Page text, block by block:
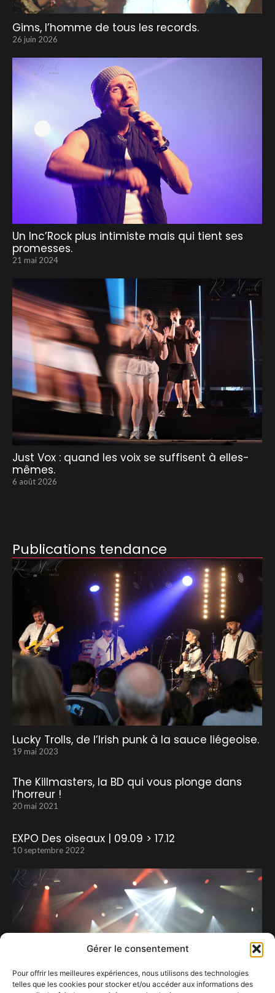
Gérer le consentement
Pour offrir les meilleures expériences, nous utilisons des technologies
telles que les cookies pour stocker et/ou accéder aux informations des
Gims, l’homme de tous les records.
26 juin 2026
Un Inc’Rock plus intimiste mais qui tient ses
promesses.
21 mai 2024
Just Vox : quand les voix se suffisent à elles-
mêmes.
6 août 2026
Publications tendance
Lucky Trolls, de l’Irish punk à la sauce liégeoise.
19 mai 2023
The Killmasters, la BD qui vous plonge dans
l’horreur !
20 mai 2021
EXPO Des oiseaux | 09.09 > 17.12
10 septembre 2022